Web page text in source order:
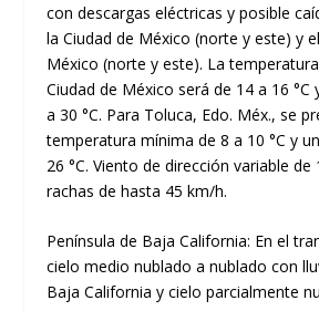
con descargas eléctricas y posible
la Ciudad de México (norte y este) y
México (norte y este). La
Ciudad de México será de 14 a 16 °C
a 30 °C. Para Toluca, Edo. Méx., se
temperatura mínima de 8 a 10 °C y
26 °C. Viento de dirección variable
rachas de hasta 45 km/h.
Península de Baja California: En el
cielo medio nublado a nublado con
Baja California y cielo parcialmente